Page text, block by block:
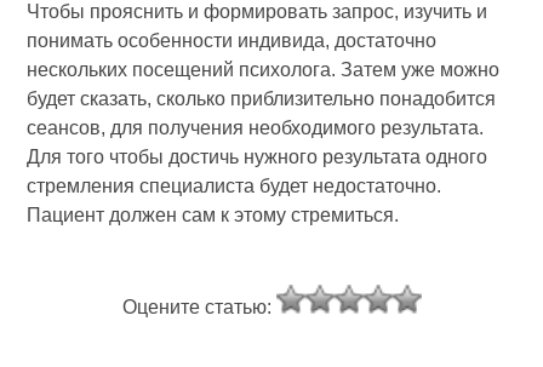
Чтобы прояснить и формировать запрос, изучить и
понимать особенности индивида, достаточно
нескольких посещений психолога. Затем уже можно
будет сказать, сколько приблизительно понадобится
сеансов, для получения необходимого результата.
Для того чтобы достичь нужного результата одного
стремления специалиста будет недостаточно.
Пациент должен сам к этому стремиться.
Оцените статью: